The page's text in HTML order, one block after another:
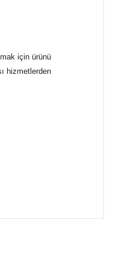
için ürünü
hizmetlerden